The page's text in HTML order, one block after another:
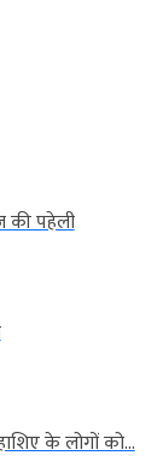
पहेली
के लोगों को...